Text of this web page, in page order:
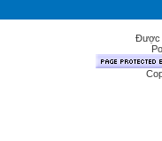
Được